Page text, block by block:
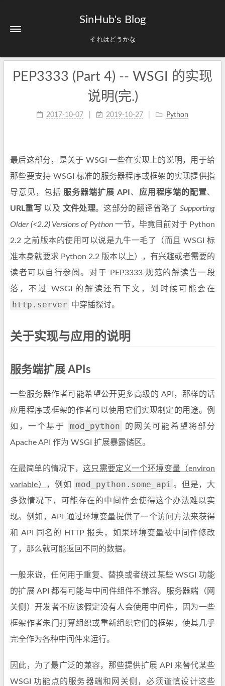
SinHub's Blog
それはどうかな
PEP3333 (Part 4) -- WSGI 的实现
说明(完.)
2017-10-07 2019-10-27 Python
最后这部分，是关于 WSGI 一些在实现上的说明，用于给
那些要支持 WSGI 标准的服务器程序或框架的实现提供指
导意见，包括 服务器端扩展 API 、 应用程序端的配置、
URL重写 以及 文件处理。这部分的翻译省略了Supporting
Older (<2.2) Versions of Python 一节，毕竟目前对于 Python
2.2 之前版本的使用可以说是九牛一毛了（而且 WSGI 标
准本身就要求 Python 2.2 版本以上），有兴趣或者需要的
读者可以自行参阅。对于 PEP3333 规范的解读告一段
落，不过 WSGI 的解读还有下文，到时候可能会在
http.server 中穿插探讨。
关于实现与应用的说明
服务端扩展 APIs
一些服务器作者可能希望公开更多高级的 API，那样的话
应用程序或框架的作者可以使用它们实现制定的用途。例
如，一个基于
mod_python
的网关可能希望将部分
Apache API 作为 WSGI 扩展暴露储区。
在最简单的情况下，这只需要定义一个环境变量（environ
variable）
，例如 mod_python.some_api 。但是，大
多数情况下，可能存在的中间件会使得这个办法难以实
现。例如，API 通过环境变量提供了一个访问方法来获得
和 API 同名的 HTTP 报头，如果环境变量被中间件修改
了，那么就可能返回不同的数据。
一般来说，任何用于重复、替换或者绕过某些 WSGI 功能
的扩展 API 都有可能与中间件组件不兼容。服务器端（网
关侧）开发者不应该假定没有人会使用中间件，因为一些
框架作者朱门打算组织或重新组织它们的框架，使其几乎
完全作为各种中间件来运行。
因此，为了最广泛的兼容，那些提供扩展 API 来替代某些
WSGI 功能点的服务器端和网关侧，必须谨慎设计这些